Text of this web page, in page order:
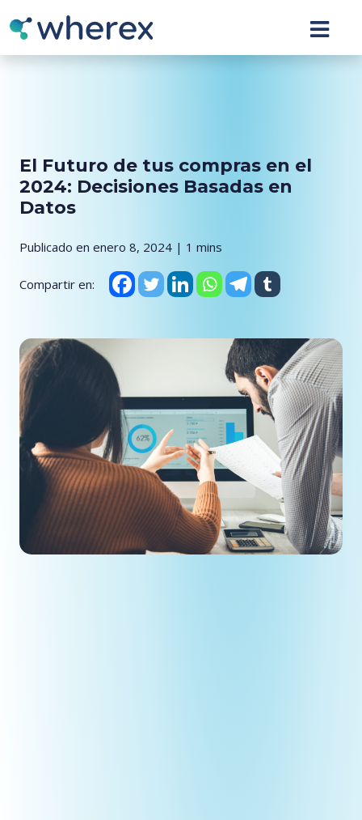
El Futuro de tus compras en el
2024: Decisiones Basadas en
Datos
Publicado en enero 8, 2024 | 1 mins
Compartir en: